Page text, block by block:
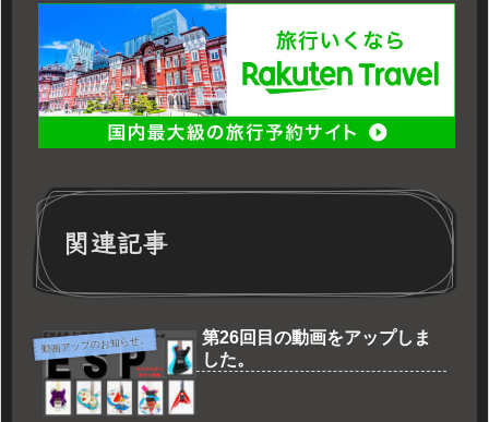
関連記事
動画アップのお知らせ。
第26回目の動画をアップしま
した。